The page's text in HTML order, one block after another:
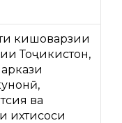
кишоварзии
Тоҷикистон,
ва
ихтисоси